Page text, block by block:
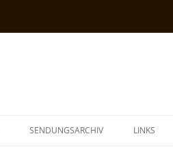
SENDUNGSARCHIV LINKS